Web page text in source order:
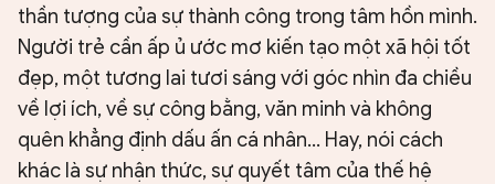
thần tượng của sự thành công trong tâm hồn mình.
Người trẻ cần ấp ủ ước mơ kiến tạo một xã hội tốt
đẹp, một tương lai tươi sáng với góc nhìn đa chiều
về lợi ích, về sự công bằng, văn minh và không
quên khẳng định dấu ấn cá nhân... Hay, nói cách
khác là sự nhận thức, sự quyết tâm của thế hệ